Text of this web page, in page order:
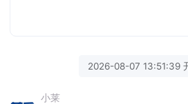
2026-08-07 13:51:39
小莱